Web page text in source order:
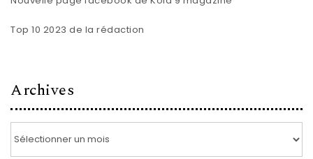
Top 10 2023 de la rédaction
Archives